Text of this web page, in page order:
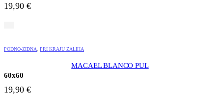
19,90 €
PODNO-ZIDNA PRI KRAJU ZALIHA
MACAEL BLANCO PUL
60x60
19,90 €